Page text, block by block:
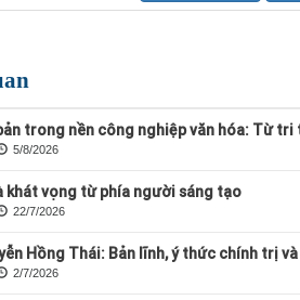
trong nền công nghiệp văn hóa: Từ
5/8/2026
khát vọng từ phía người sáng tạo
22/7/2026
Hồng Thái: Bản lĩnh, ý thức chính trị
2/7/2026